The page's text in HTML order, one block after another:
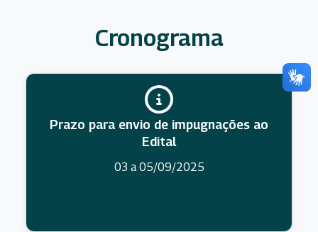
Cronograma
Prazo para envio de impugnações ao
Edital
03 a 05/09/2025